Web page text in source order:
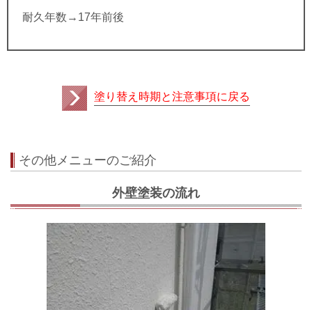
耐久年数→17年前後
塗り替え時期と注意事項に戻る
その他メニューのご紹介
外壁塗装の流れ